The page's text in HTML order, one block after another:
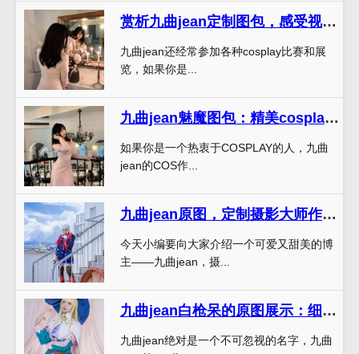
赏析九曲jean定制图包，感受视觉盛宴
九曲jean还经常参加各种cosplay比赛和展
览，如果你是...
九曲jean魅魔图包：精美cosplay图包发布
如果你是一个热衷于COSPLAY的人，九曲
jean的COS作...
九曲jean原图，定制摄影大师作品，摄影者伊始。
今天小编要向大家介绍一个可爱又甜美的博
主——九曲jean，摄...
九曲jean白枪呆的原图展示：细节之美尽收眼底
九曲jean绝对是一个不可忽视的名字，九曲